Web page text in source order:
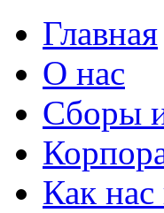
Главная
О нас
Сборы
Как нас